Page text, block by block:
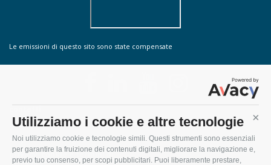
Utilizziamo i cookie e altre tecnologie
Noi utilizziamo cookie e tecnologie simili. Questi strumenti sono essenziali
per garantire la fruizione dei contenuti digitali, migliorare la navigazione e,
previo tuo consenso, per scopi pubblicitari. Puoi liberamente prestare,
Le emissioni di questo sito sono state compensate
sostenibilità
do you speak english?
privacy, cookie e termini di